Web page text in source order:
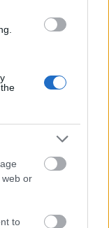
web or
to